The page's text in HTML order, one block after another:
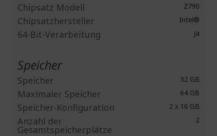
Chipsatz Modell Z790
Chipsatzhersteller Intel®
64-Bit-Verarbeitung Ja
Speicher
Speicher 32 GB
Maximaler Speicher 64 GB
Speicher-Konfiguration 2 x 16 GB
Anzahl der
Gesamtspeicherplätze
2